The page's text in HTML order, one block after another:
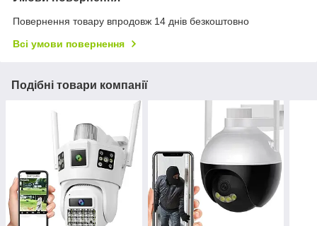
Повернення товару впродовж 14 днів безкоштовно
Всі умови повернення
Подібні товари компанії